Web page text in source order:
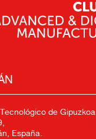
de Gipuzkoa
España.